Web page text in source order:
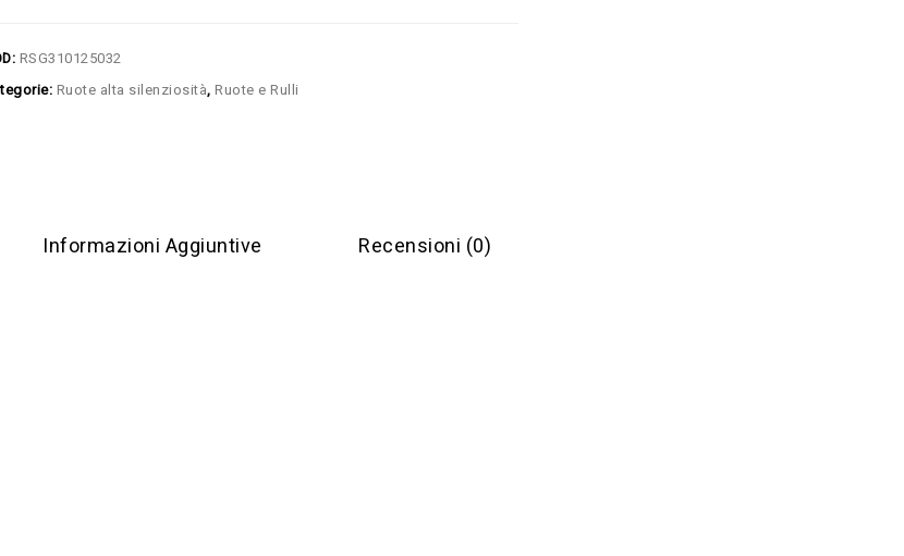
RSG310125032
Ruote alta silenziosità, Ruote e Rulli
Informazioni Aggiuntive Recensioni (0)